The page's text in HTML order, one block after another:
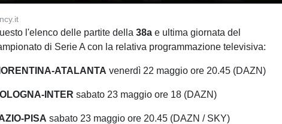
l'elenco delle partite della38ae ultima giornata del
di Serie A con la relativa programmazione televisiva:
ATALANTA venerdì 22 maggio ore 20.45 (DAZN)
INTER sabato 23 maggio ore 18 (DAZN)
PISA sabato 23 maggio ore 20.45 (DAZN / SKY)